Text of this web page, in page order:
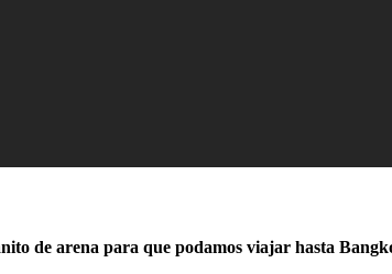
de arena para que podamos viajar hasta